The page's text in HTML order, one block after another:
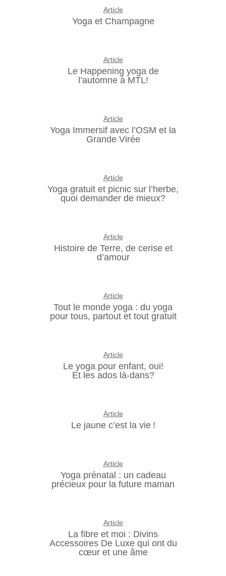
Article
Yoga et Champagne
Article
Le Happening yoga de
l’automne à MTL!
Article
Yoga Immersif avec l’OSM et la
Grande Virée
Article
Yoga gratuit et picnic sur l’herbe,
quoi demander de mieux?
Article
Histoire de Terre, de cerise et
d’amour
Article
Tout le monde yoga : du yoga
pour tous, partout et tout gratuit
Article
Le yoga pour enfant, oui!
Et les ados là-dans?
Article
Le jaune c’est la vie !
Article
Yoga prénatal : un cadeau
précieux pour la future maman
Article
La fibre et moi : Divins
Accessoires De Luxe qui ont du
cœur et une âme